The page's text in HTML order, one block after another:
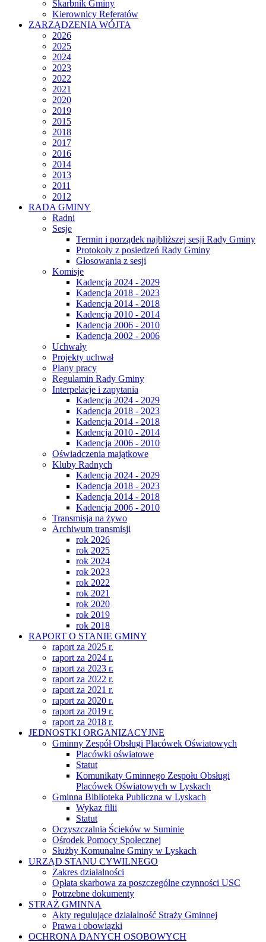
Skarbnik Gminy
Kierownicy Referatów
ZARZĄDZENIA WÓJTA
2026
2025
2024
2023
2022
2021
2020
2019
2015
2018
2017
2016
2014
2013
2011
2012
RADA GMINY
Radni
Sesje
Termin i porządek najbliższej sesji Rady Gminy
Protokoły z posiedzeń Rady Gminy
Głosowania z sesji
Komisje
Kadencja 2024 - 2029
Kadencja 2018 - 2023
Kadencja 2014 - 2018
Kadencja 2010 - 2014
Kadencja 2006 - 2010
Kadencja 2002 - 2006
Uchwały
Projekty uchwał
Plany pracy
Regulamin Rady Gminy
Interpelacje i zapytania
Kadencja 2024 - 2029
Kadencja 2018 - 2023
Kadencja 2014 - 2018
Kadencja 2010 - 2014
Kadencja 2006 - 2010
Oświadczenia majątkowe
Kluby Radnych
Kadencja 2024 - 2029
Kadencja 2018 - 2023
Kadencja 2014 - 2018
Kadencja 2006 - 2010
Transmisja na żywo
Archiwum transmisji
rok 2026
rok 2025
rok 2024
rok 2023
rok 2022
rok 2021
rok 2020
rok 2019
rok 2018
RAPORT O STANIE GMINY
raport za 2025 r.
raport za 2024 r.
raport za 2023 r.
raport za 2022 r.
raport za 2021 r.
raport za 2020 r.
raport za 2019 r.
raport za 2018 r.
JEDNOSTKI ORGANIZACYJNE
Gminny Zespół Obsługi Placówek Oświatowych
Placówki oświatowe
Statut
Komunikaty Gminnego Zespołu Obsługi
Placówek Oświatowych w Lyskach
Gminna Biblioteka Publiczna w Lyskach
Wykaz filii
Statut
Oczyszczalnia Ścieków w Suminie
Ośrodek Pomocy Społecznej
Służby Komunalne Gminy w Lyskach
URZĄD STANU CYWILNEGO
Zakres działalności
Opłata skarbowa za poszczególne czynności USC
Potrzebne dokumenty
STRAŻ GMINNA
Akty regulujące działalność Straży Gminnej
Prawa i obowiązki
OCHRONA DANYCH OSOBOWYCH